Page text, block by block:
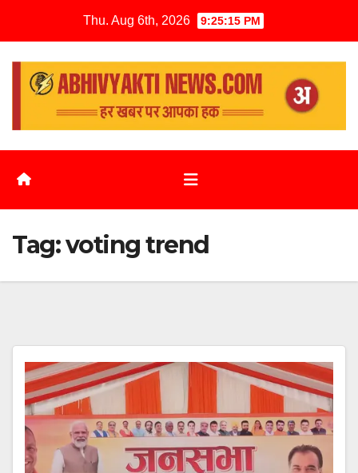
Thu. Aug 6th, 2026 9:25:16 PM
Tag:voting trend